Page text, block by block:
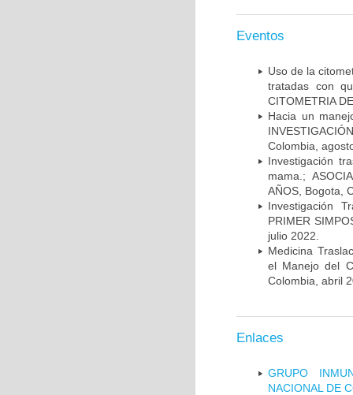
Eventos
Uso de la
tratadas con
CITOMETRIA
Hacia un
Colombia,
Investigación
mama.;
AÑOS, Bogota,
Investigación
PRIMER
julio 2022.
Medicina
el Manejo del
Colombia, abril
Enlaces
GRUPO
NACIONAL DE